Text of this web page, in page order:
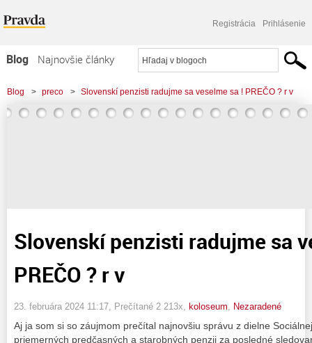
Registrácia Prihlásenie
Blog
Najnovšie články
Najčítanejšie články
Najkomentovanejšie články
Blog > preco > Slovenskí penzisti radujme sa veselme sa ! PREČO ? r v
Slovenskí penzisti radujme sa
PREČO ? r v
23. februára 2024 11:17 , Prečítané 2 213x, koloseum Nezaradené
Aj ja som si so záujmom prečítal najnovšiu správu z dielne
priemerných predčasných a starobných penzii za posledné